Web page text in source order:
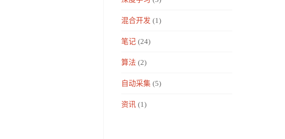
混合开发 (1)
笔记 (24)
算法 (2)
自动采集 (5)
资讯 (1)